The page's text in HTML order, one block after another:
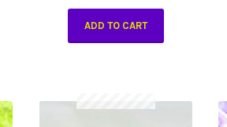
ADD TO CART